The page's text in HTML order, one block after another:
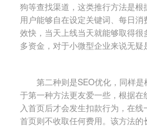
狗等查找渠道，这类推行方法是根
用户能够自在设定关键词、每日
效快，当天上线当天就能够取得
多资金，对于小微型企业来说无疑
第二种则是SEO优化，同样
于第一种方法更友爱一些，根据
入首页后才会发生扣款行为，在
首页则不收取任何费用。该方法